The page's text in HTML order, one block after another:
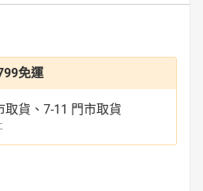
書
免運
貨、7-11 門市取貨